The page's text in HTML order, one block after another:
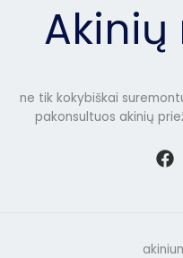
ne tik kokybiškai
pakonsultuos akinių